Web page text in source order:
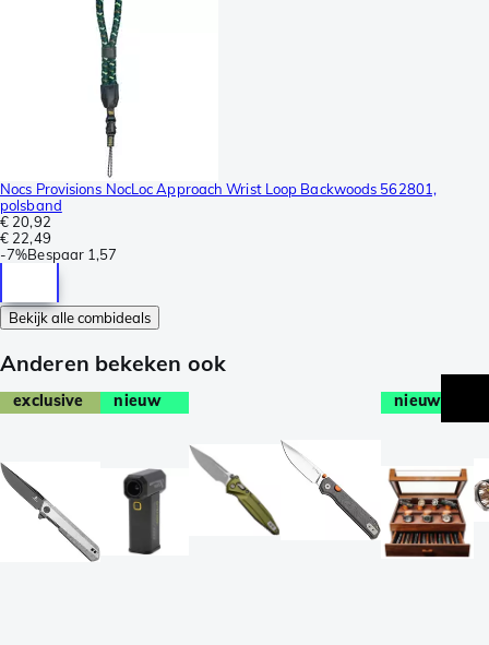
Nocs Provisions NocLoc Approach Wrist Loop Backwoods 562801,
polsband
€ 20,92
€ 22,49
-7%Bespaar 1,57
Bekijk alle combideals
Anderen bekeken ook
exclusive nieuw nieuw